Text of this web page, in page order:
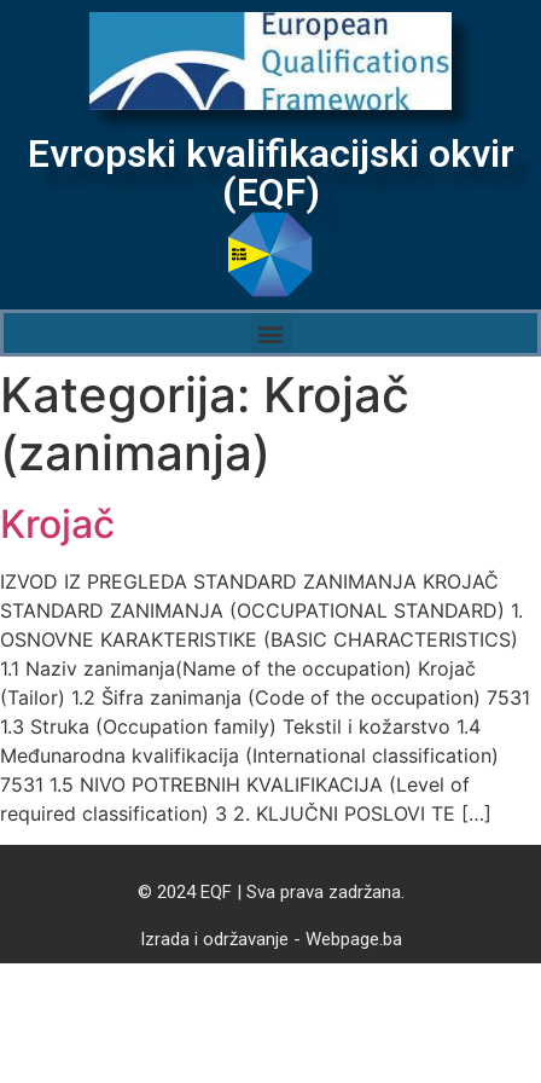
Evropski kvalifikacijski okvir
(EQF)
Kategorija: Krojač
(zanimanja)
Krojač
IZVOD IZ PREGLEDA STANDARD ZANIMANJA KROJAČ
STANDARD ZANIMANJA (OCCUPATIONAL STANDARD) 1.
OSNOVNE KARAKTERISTIKE (BASIC CHARACTERISTICS)
1.1 Naziv zanimanja(Name of the occupation) Krojač
(Tailor) 1.2 Šifra zanimanja (Code of the occupation) 7531
1.3 Struka (Occupation family) Tekstil i kožarstvo 1.4
Međunarodna kvalifikacija (International classification)
7531 1.5 NIVO POTREBNIH KVALIFIKACIJA (Level of
required classification) 3 2. KLJUČNI POSLOVI TE […]
© 2024 EQF | Sva prava zadržana.
Izrada i održavanje - Webpage.ba